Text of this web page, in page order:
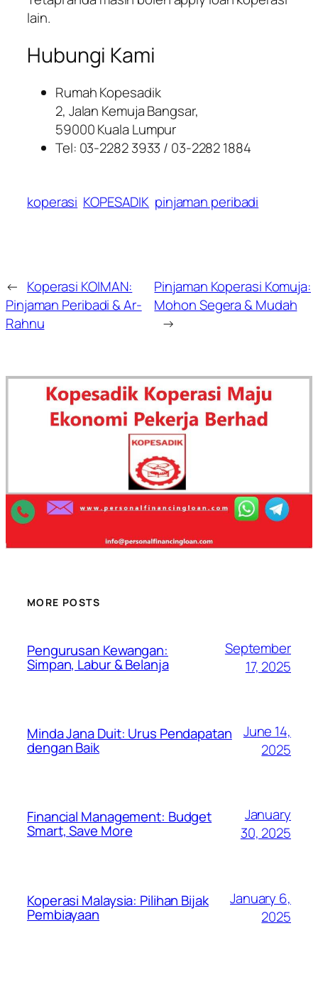
lain.
Hubungi Kami
Rumah Kopesadik
2, Jalan Kemuja Bangsar,
59000 Kuala Lumpur
Tel: 03-2282 3933 / 03-2282 1884
koperasi KOPESADIK pinjaman peribadi
← Koperasi KOIMAN:
Pinjaman Peribadi & Ar-
Rahnu
Pinjaman Koperasi Komuja:
Mohon Segera & Mudah
→
MORE POSTS
Pengurusan Kewangan:
Simpan, Labur & Belanja
September
17, 2025
Minda Jana Duit: Urus Pendapatan
dengan Baik
June 14,
2025
Financial Management: Budget
Smart, Save More
January
30, 2025
Koperasi Malaysia: Pilihan Bijak
Pembiayaan
January 6,
2025